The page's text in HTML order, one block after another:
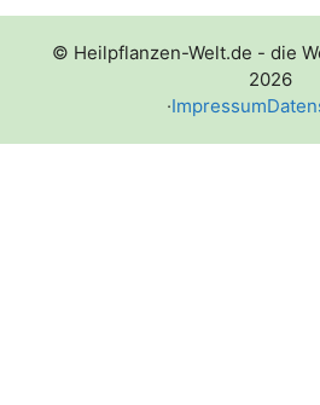
© Heilpflanzen-Welt.de - die
2026
·Impressum